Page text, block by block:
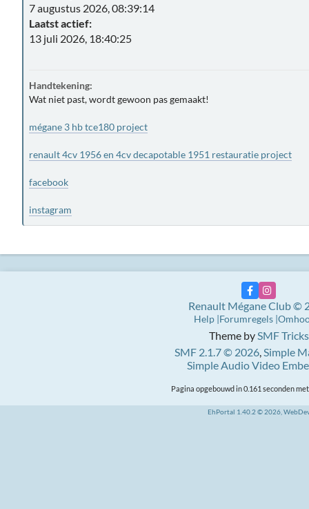
7 augustus 2026, 08:39:14
Laatst actief:
13 juli 2026, 18:40:25
Handtekening:
Wat niet past, wordt gewoon pas gemaakt!
mégane 3 hb tce180 project
renault 4cv 1956 en 4cv decapotable 1951 restauratie project
facebook
instagram
Theme bySMF Tricks
SMF 2.1.7 © 2026,Simple
Simple Audio Video
Renault Mégane Club ©
Help Forumregels
Pagina opgebouwd in 0.161 seconden
EhPortal 1.40.2 © 2026,